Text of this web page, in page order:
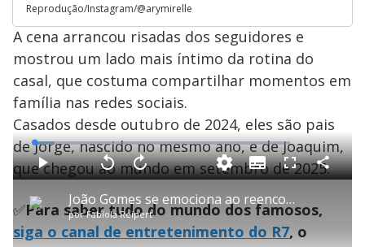
Reprodução/Instagram/@arymirelle
A cena arrancou risadas dos seguidores e
mostrou um lado mais íntimo da rotina do
casal, que costuma compartilhar momentos em
família nas redes sociais.
Casados desde outubro de 2024, eles são pais
de Jorge, nascido no mesmo ano, e de Joaquim,
que chegou ao mundo em setembro de 2025.
P João Gomes se emociona ao reencontrar filho de quem apostou no início da sua carreira
porFabíola Reipert
P V
t
a
r
1
0
s
A
n
ç
a
1
0
L
o
a
d
e
.
0
%
S
u
b
i
t
l
s
F
l
s
c
e
C
o
✅Para saber tudo do mundo dos famosos,
siga o canal de entretenimento do R7, o